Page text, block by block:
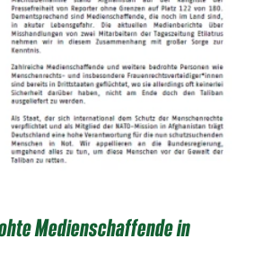
Medienschaffende in